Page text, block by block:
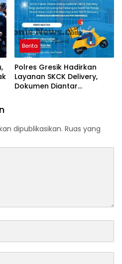
Berita
Polres Gresik Hadirkan
Layanan SKCK Delivery,
Dokumen Diantar
dipublikasikan. Ruas yang